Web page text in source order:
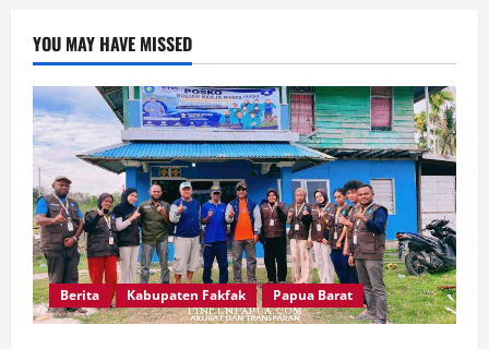
YOU MAY HAVE MISSED
Berita Kabupaten Fakfak Papua Barat